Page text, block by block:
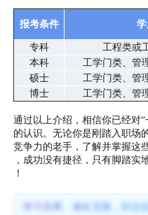
报考条件
专科 工程类或
本科
工学门类、管
硕士
工学门类、管
博士
工学门类、管
通过以上介绍，相信你已经对
的认识。无论你是刚踏入职场
竞争力的老手，了解并掌握这
，成功没有捷径，只有脚踏实
！
学习无界、成长无限，职业